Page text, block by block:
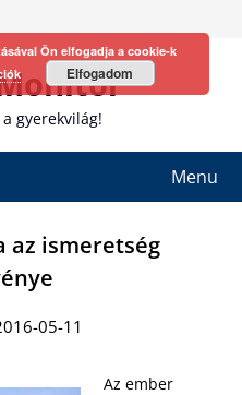
gyerekvilág!
Menu
az ismeretség
05-11
Az ember
Ön elfogadja a cookie-k
Elfogadom